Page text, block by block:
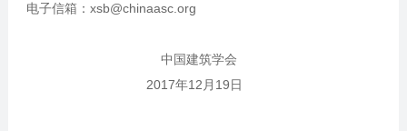
电子信箱：xsb@chinaasc.org
中国建筑学会
2017年12月19日